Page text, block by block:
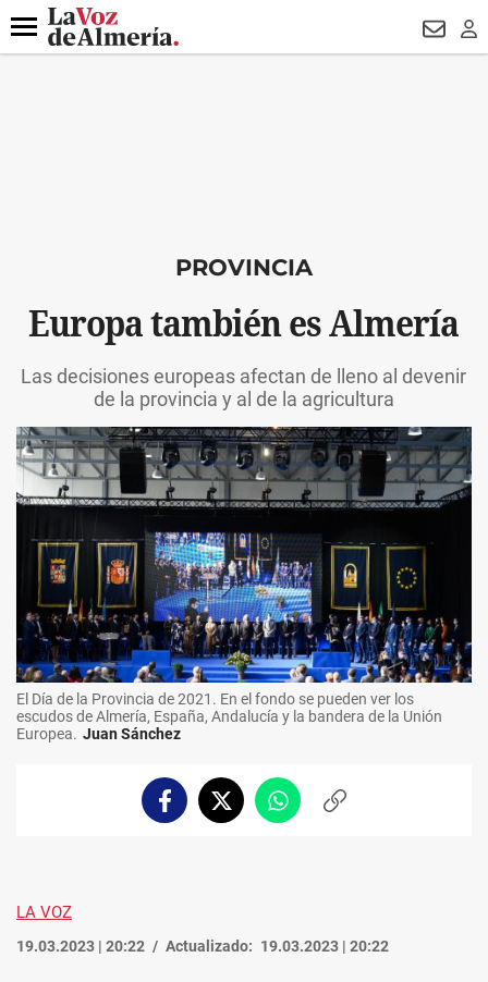
DESTACADO
Menú
PROVINCIA
Europa también es Almería
Las decisiones europeas afectan de lleno al devenir
de la provincia y al de la agricultura
El Día de la Provincia de 2021. En el fondo se pueden ver los
escudos de Almería, España, Andalucía y la bandera de la Unión
Europea. Juan Sánchez
FacebookTwitterWhatsappCopiar
LA VOZ
19.03.2023 | 20:22 Actualizado: 19.03.2023 | 20:22